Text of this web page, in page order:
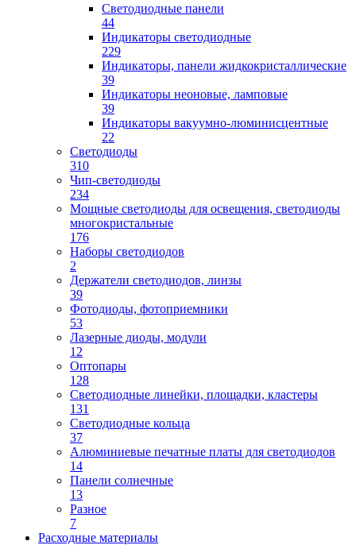
Светодиодные панели
44
Индикаторы светодиодные
229
Индикаторы, панели жидкокристаллические
39
Индикаторы неоновые, ламповые
39
Индикаторы вакуумно-люминисцентные
22
Светодиоды
310
Чип-светодиоды
234
Мощные светодиоды для освещения, светодиоды
многокристальные
176
Наборы светодиодов
2
Держатели светодиодов, линзы
39
Фотодиоды, фотоприемники
53
Лазерные диоды, модули
12
Оптопары
128
Светодиодные линейки, площадки, кластеры
131
Светодиодные кольца
37
Алюминиевые печатные платы для светодиодов
14
Панели солнечные
13
Разное
7
Расходные материалы